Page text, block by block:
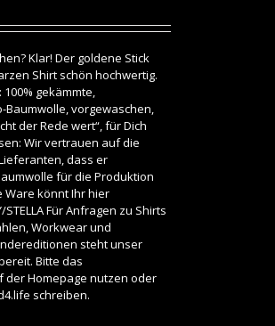
Klar! Der goldene Stick
Shirt schön hochwertig.
gekämmte,
Baumwolle, vorgewaschen,
der Rede wert“, für Dich
Wir vertrauen auf die
dass er
für die Produktion
Ware könnt Ihr hier
STELLAFür Anfragen zu Shirts
Workwear und
steht unser
Bitte das
Homepage nutzen oder
schreiben.